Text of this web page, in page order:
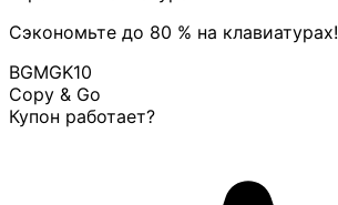
Сэкономьте до 80 % на клавиатурах!
BGMGK10
Copy & Go
Купон работает?